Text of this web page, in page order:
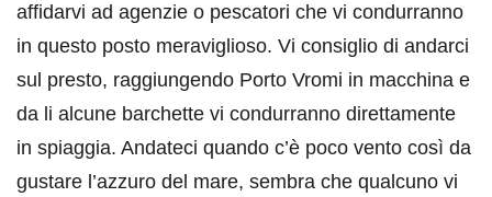
affidarvi ad agenzie o pescatori che vi condurranno
in questo posto meraviglioso. Vi consiglio di andarci
sul presto, raggiungendo Porto Vromi in macchina e
da li alcune barchette vi condurranno direttamente
in spiaggia. Andateci quando c’è poco vento così da
gustare l’azzuro del mare, sembra che qualcuno vi